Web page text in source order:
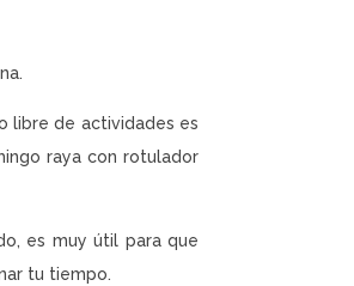
libre de actividades es
raya con rotulador
es muy útil para que
tu tiempo.